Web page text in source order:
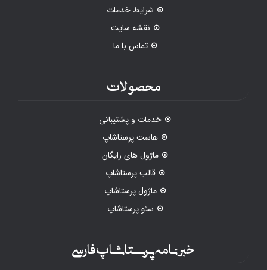
شرایط خدمات
نقشه سایت
تماس با ما
محصولات
خدمات و پشتیبانی
هاست پرستاشاپ
ماژول های رایگان
قالب پرستاشاپ
ماژول پرستاشاپ
سئو پرستاشاپ
خبرنامه پرستاشاپ فارسی